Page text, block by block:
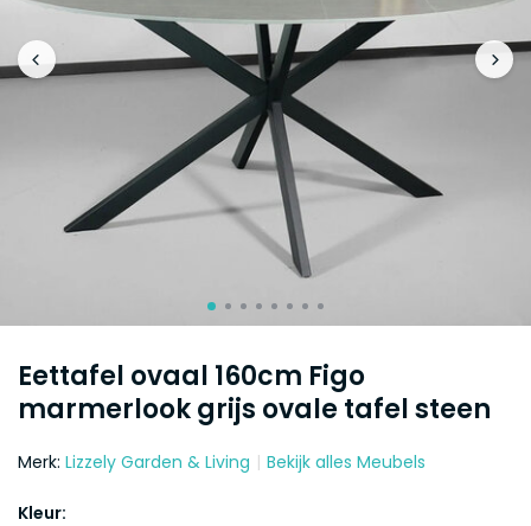
Eettafel ovaal 160cm Figo
marmerlook grijs ovale tafel steen
Merk: Lizzely Garden & Living Bekijk alles Meubels
Kleur: